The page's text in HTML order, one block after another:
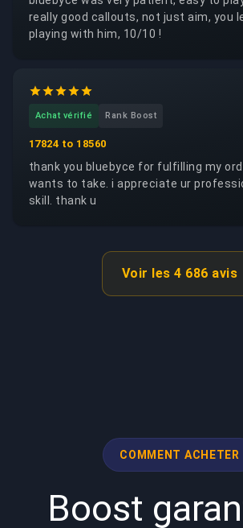
really good callouts, not just aim, you
playing with him, 10/10 !
Achat vérifié Rank Boost
17824 to 18560
thank you bluebyce for fulfilling my
wants to take. i appreciate ur
skill. thank u
Voir les 4 686 avis
COMMENT ACHETER
Boost